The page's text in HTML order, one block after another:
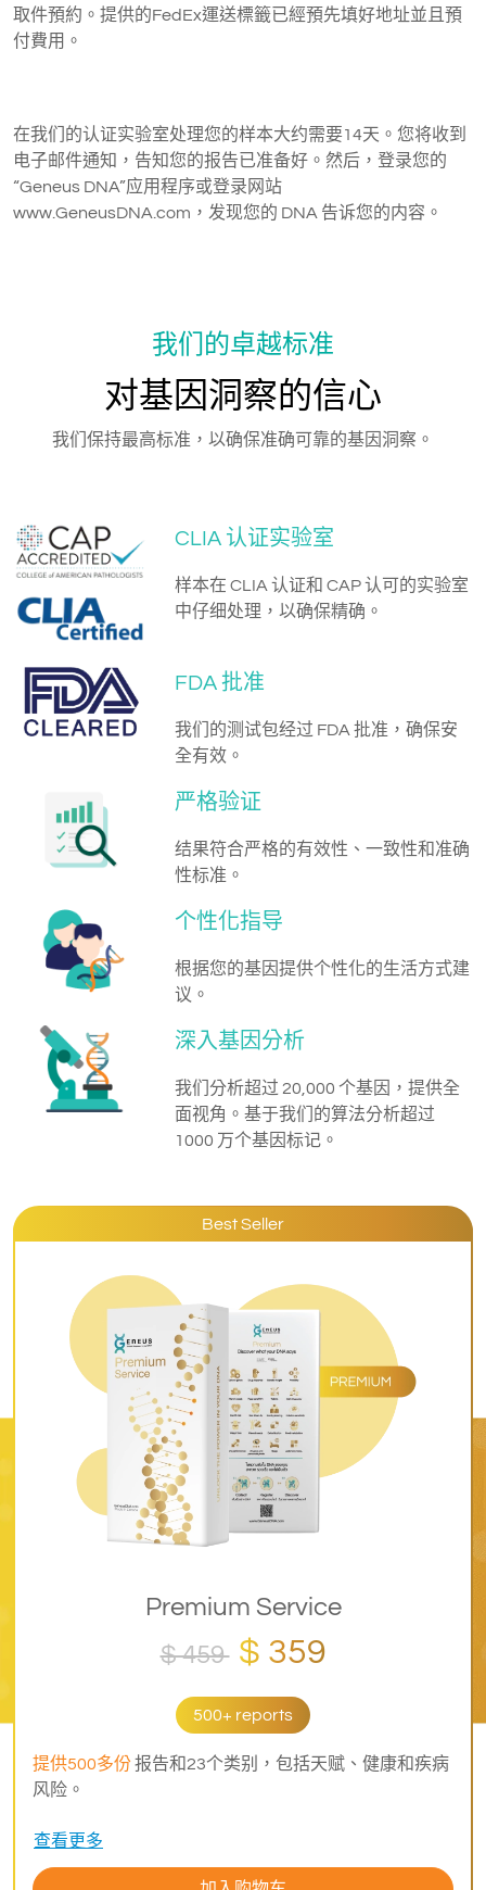
取件預約。提供的FedEx運送標籤已經預先填好地址並且預
付費用。
在我们的认证实验室处理您的样本大约需要14天。您将收到
电子邮件通知，告知您的报告已准备好。然后，登录您的
“Geneus DNA”应用程序或登录网站
www.GeneusDNA.com，发现您的 DNA 告诉您的内容。
我们的卓越标准
对基因洞察的信心
我们保持最高标准，以确保准确可靠的基因洞察。
CLIA 认证实验室
样本在 CLIA 认证和 CAP 认可的实验室
中仔细处理，以确保精确。
FDA 批准
我们的测试包经过 FDA 批准，确保安
全有效。
严格验证
结果符合严格的有效性、一致性和准确
性标准。
个性化指导
根据您的基因提供个性化的生活方式建
议。
深入基因分析
我们分析超过 20,000 个基因，提供全
面视角。基于我们的算法分析超过
1000 万个基因标记。
Best Seller
Premium Service
$ 459 $ 359
500+ reports
提供500多份报告和23个类别，包括天赋、健康和疾病
风险。
查看更多